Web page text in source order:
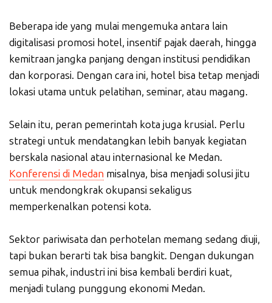
Beberapa ide yang mulai mengemuka antara lain
digitalisasi promosi hotel, insentif pajak daerah, hingga
kemitraan jangka panjang dengan institusi pendidikan
dan korporasi. Dengan cara ini, hotel bisa tetap menjadi
lokasi utama untuk pelatihan, seminar, atau magang.
Selain itu, peran pemerintah kota juga krusial. Perlu
strategi untuk mendatangkan lebih banyak kegiatan
berskala nasional atau internasional ke Medan.
Konferensi di Medan misalnya, bisa menjadi solusi jitu
untuk mendongkrak okupansi sekaligus
memperkenalkan potensi kota.
Sektor pariwisata dan perhotelan memang sedang diuji,
tapi bukan berarti tak bisa bangkit. Dengan dukungan
semua pihak, industri ini bisa kembali berdiri kuat,
menjadi tulang punggung ekonomi Medan.